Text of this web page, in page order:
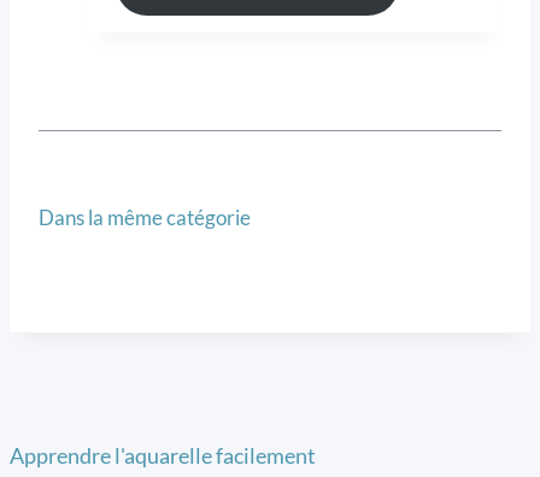
Dans la même catégorie
Apprendre l'aquarelle facilement